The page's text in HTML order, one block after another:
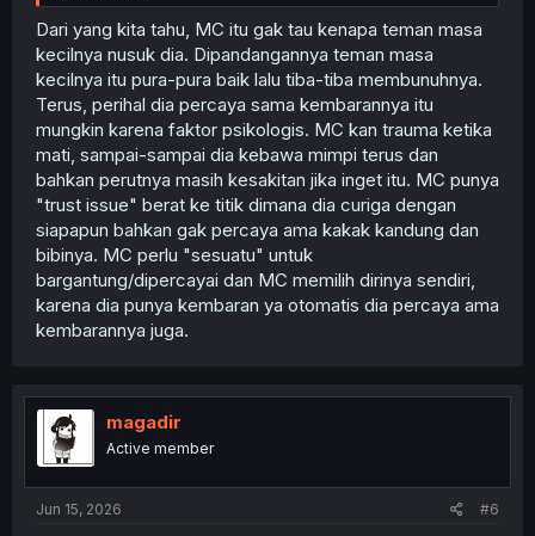
Dari yang kita tahu, MC itu gak tau kenapa teman masa
kecilnya nusuk dia. Dipandangannya teman masa
kecilnya itu pura-pura baik lalu tiba-tiba membunuhnya.
Terus, perihal dia percaya sama kembarannya itu
mungkin karena faktor psikologis. MC kan trauma ketika
mati, sampai-sampai dia kebawa mimpi terus dan
bahkan perutnya masih kesakitan jika inget itu. MC punya
"trust issue" berat ke titik dimana dia curiga dengan
siapapun bahkan gak percaya ama kakak kandung dan
bibinya. MC perlu "sesuatu" untuk
bargantung/dipercayai dan MC memilih dirinya sendiri,
karena dia punya kembaran ya otomatis dia percaya ama
kembarannya juga.
magadir
Active member
Jun 15, 2026 #6